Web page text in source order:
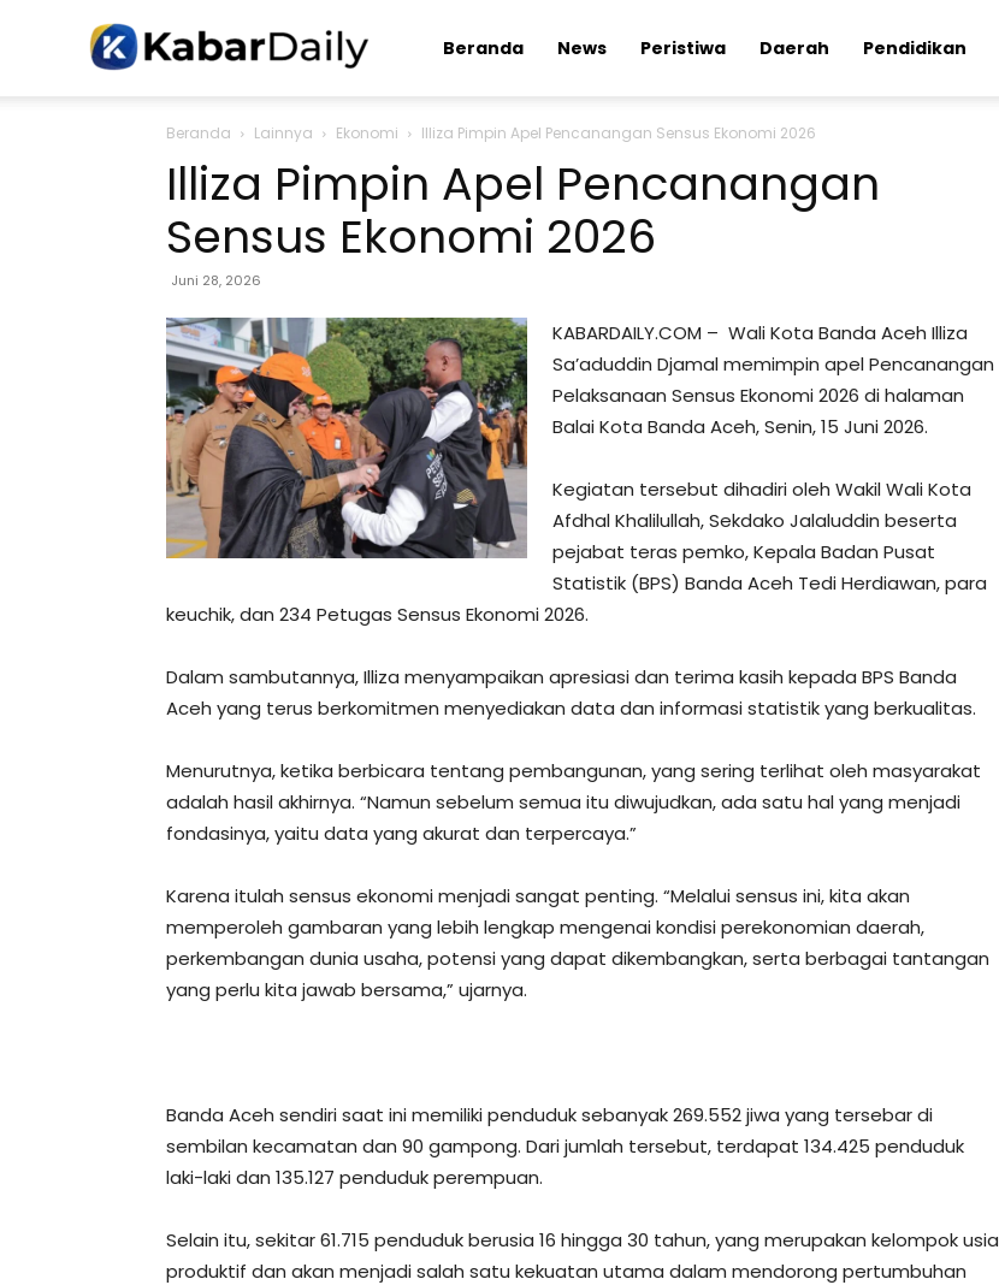
Kabardaily.com
Beranda News Peristiwa Daerah Pendidikan
Beranda Lainnya Ekonomi Illiza Pimpin Apel Pencanangan Sensus Ekonomi 2026
Illiza Pimpin Apel Pencanangan
Sensus Ekonomi 2026
Juni 28, 2026
KABARDAILY.COM – Wali Kota Banda Aceh Illiza
Sa’aduddin Djamal memimpin apel Pencanangan
Pelaksanaan Sensus Ekonomi 2026 di halaman
Balai Kota Banda Aceh, Senin, 15 Juni 2026.
Kegiatan tersebut dihadiri oleh Wakil Wali Kota
Afdhal Khalilullah, Sekdako Jalaluddin beserta
pejabat teras pemko, Kepala Badan Pusat
Statistik (BPS) Banda Aceh Tedi Herdiawan, para
keuchik, dan 234 Petugas Sensus Ekonomi 2026.
Dalam sambutannya, Illiza menyampaikan apresiasi dan terima kasih kepada BPS Banda
Aceh yang terus berkomitmen menyediakan data dan informasi statistik yang berkualitas.
Menurutnya, ketika berbicara tentang pembangunan, yang sering terlihat oleh masyarakat
adalah hasil akhirnya. “Namun sebelum semua itu diwujudkan, ada satu hal yang menjadi
fondasinya, yaitu data yang akurat dan terpercaya.”
Karena itulah sensus ekonomi menjadi sangat penting. “Melalui sensus ini, kita akan
memperoleh gambaran yang lebih lengkap mengenai kondisi perekonomian daerah,
perkembangan dunia usaha, potensi yang dapat dikembangkan, serta berbagai tantangan
yang perlu kita jawab bersama,” ujarnya.
Banda Aceh sendiri saat ini memiliki penduduk sebanyak 269.552 jiwa yang tersebar di
sembilan kecamatan dan 90 gampong. Dari jumlah tersebut, terdapat 134.425 penduduk
laki-laki dan 135.127 penduduk perempuan.
Selain itu, sekitar 61.715 penduduk berusia 16 hingga 30 tahun, yang merupakan kelompok usia
produktif dan akan menjadi salah satu kekuatan utama dalam mendorong pertumbuhan